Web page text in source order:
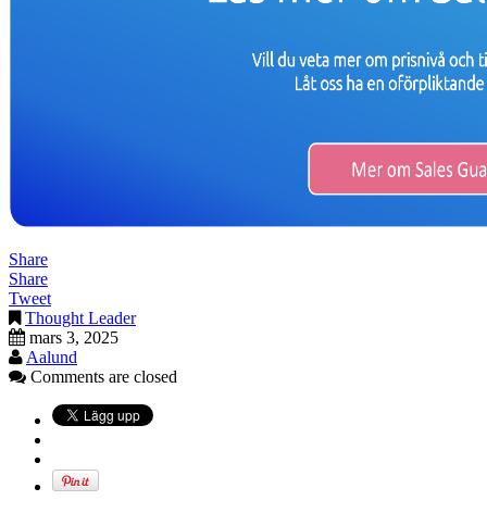
Share
Share
Tweet
Thought Leader
mars 3, 2025
Aalund
Comments are closed